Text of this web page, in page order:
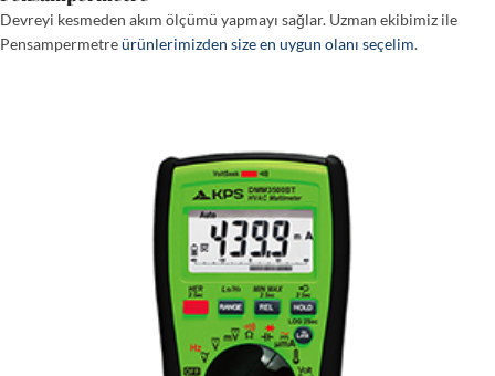
Devreyi kesmeden akım ölçümü yapmayı sağlar. Uzman ekibimiz ile
Pensampermetreürünlerimizden size en uygun olanı seçelim.